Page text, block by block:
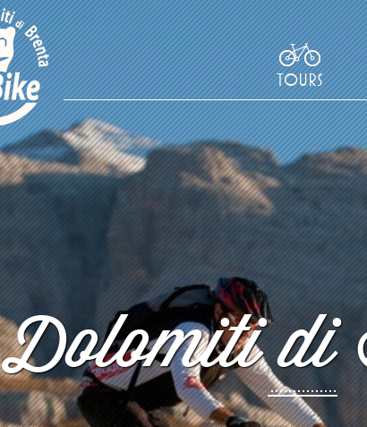
TOURS
Dolomiti di